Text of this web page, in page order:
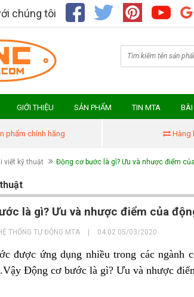
chúng tôi
GIỚI THIỆU SẢN PHẨM TIN MTA BÀI
phẩm chính hãng Hàng
viết kỹ thuật Động cơ bước là gì? Ưu và nhược điểm
là gì? Ưu và nhược điểm của
THỐNG TỰ ĐỘNG MTA | 04:02 05/03/2020
được ứng dụng nhiều trong các ngành
Động cơ bước là gì? Ưu và nhược